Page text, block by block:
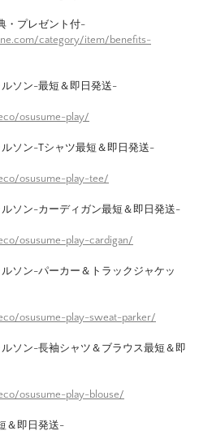
・プレゼント付-
category/item/benefits-
ソン-最短＆即日発送-
osusume-play/
ソン-Tシャツ最短＆即日発送-
osusume-play-tee/
ソン-カーディガン最短＆即日発送-
osusume-play-cardigan/
ソン-パーカー＆トラックジャケッ
osusume-play-sweat-parker/
ソン-長袖シャツ＆ブラウス最短＆即
osusume-play-blouse/
＆即日発送-